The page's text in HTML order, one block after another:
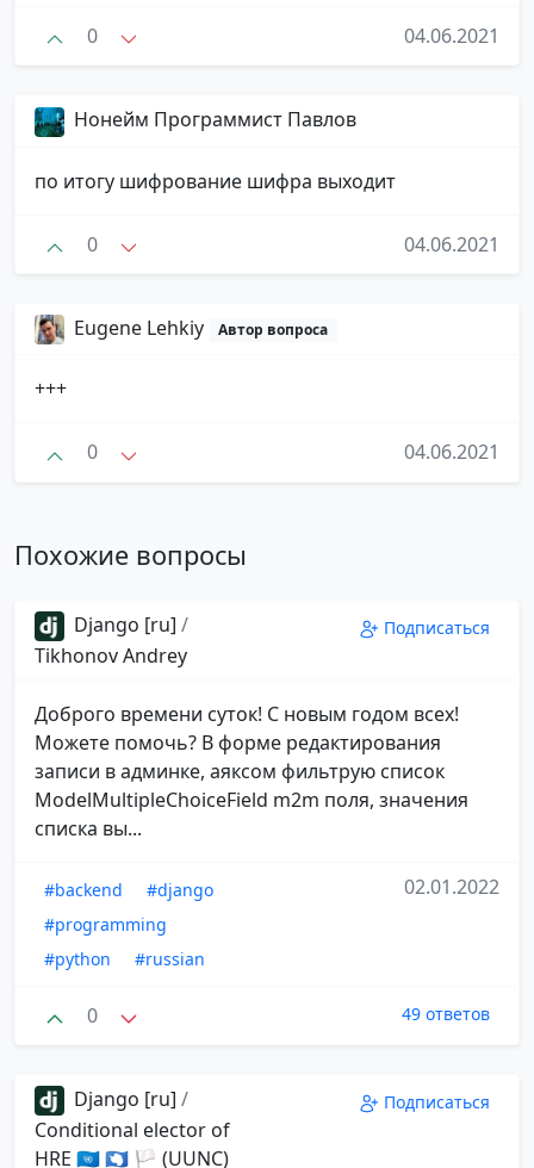
0 04.06.2021
Нонейм Программист Павлов
по итогу шифрование шифра выходит
0 04.06.2021
Eugene Lehkiy Автор вопроса
+++
0 04.06.2021
Похожие вопросы
Django [ru] /
Tikhonov Andrey
Подписаться
Доброго времени суток! С новым годом всех!
Можете помочь? В форме редактирования
записи в админке, аяксом фильтрую список
ModelMultipleChoiceField m2m поля, значения
списка вы...
#backend
#django
#programming
#python
#russian
02.01.2022
0 49 ответов
Django [ru] /
Conditional elector of
HRE 🇺🇳 🇦🇶 🏳 (UUNC)
Подписаться